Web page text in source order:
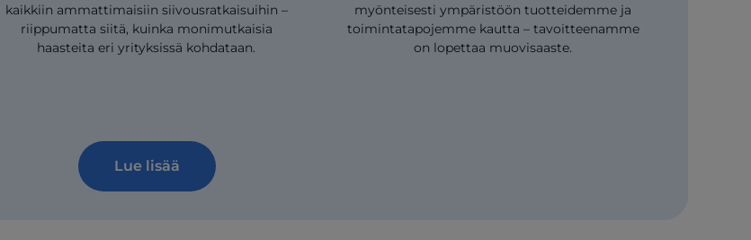
kaikkiin ammattimaisiin siivousratkaisuihin –
riippumatta siitä, kuinka monimutkaisia
haasteita eri yrityksissä kohdataan.
myönteisesti ympäristöön tuotteidemme ja
toimintatapojemme kautta – tavoitteenamme
on lopettaa muovisaaste.
Lue lisää